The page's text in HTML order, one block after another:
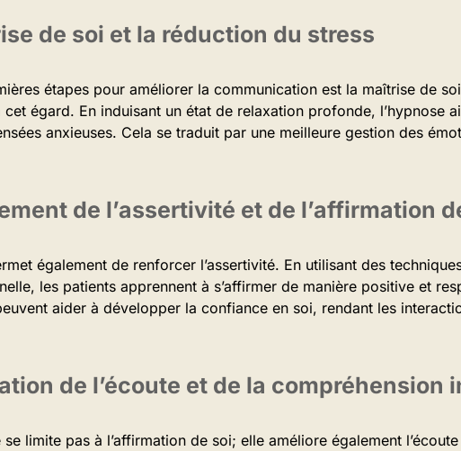
de soi et la réduction du stress
étapes pour améliorer la communication est la maîtrise de
cet égard. En induisant un état de relaxation profonde, l’hypnose
anxieuses. Cela se traduit par une meilleure gestion des
de l’assertivité et de l’affirmation
également de renforcer l’assertivité. En utilisant des
les patients apprennent à s’affirmer de manière positive et
aider à développer la confiance en soi, rendant les
de l’écoute et de la compréhension
se limite pas à l’affirmation de soi; elle améliore également